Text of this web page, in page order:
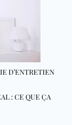
D’ENTRETIEN
: CE QUE ÇA